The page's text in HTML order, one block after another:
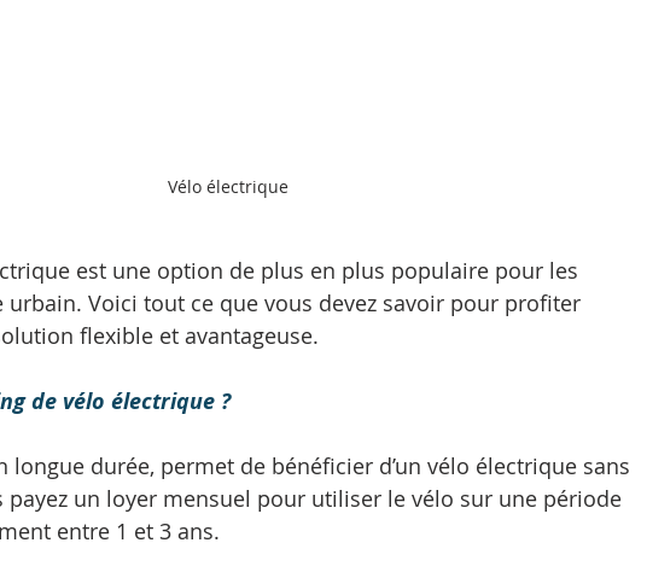
Vélo électrique
est une option de plus en plus populaire pour les
urbain. Voici tout ce que vous devez savoir pour profiter
flexible et avantageuse.
de vélo électrique ?
longue durée, permet de bénéficier d’un vélo électrique sans
payez un loyer mensuel pour utiliser le vélo sur une période
entre 1 et 3 ans.